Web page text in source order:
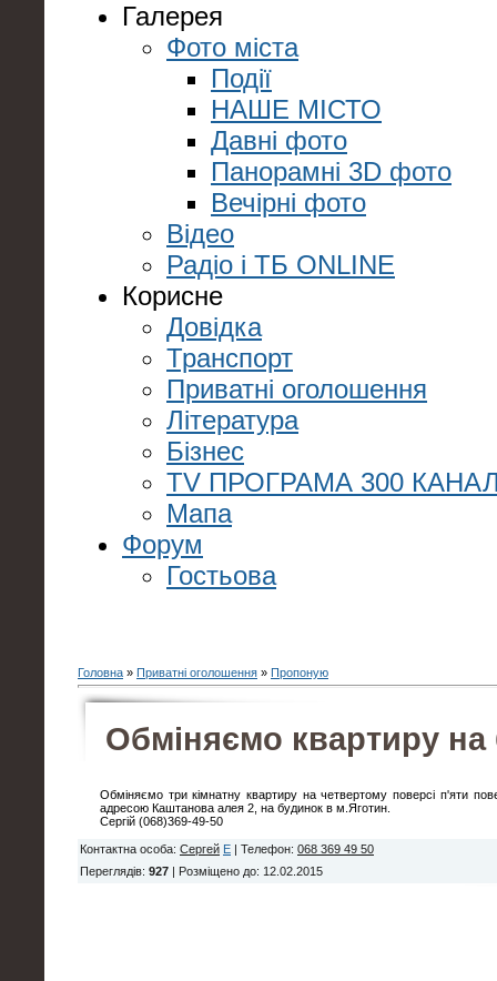
Галерея
Фото міста
Події
НАШЕ МІСТО
Давні фото
Панорамні 3D фото
Вечірні фото
Відео
Радіо і ТБ ONLINE
Корисне
Довідка
Транспорт
Приватні оголошення
Література
Бізнес
TV ПРОГРАМА 300
Мапа
Форум
Гостьова
Головна » Приватні оголошення » Пропоную
Обміняємо квартиру на
Обміняємо три кімнатну квартиру на четвертому поверсі п'яти
адресою Каштанова алея 2, на будинок в м.Яготин.
Сергій (068)369-49-50
Контактна особа: Сергей E Телефон: 068 369 49 50
Переглядів: 927 Розміщено до: 12.02.2015